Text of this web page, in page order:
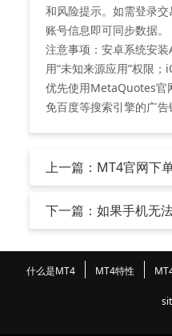
和风险提示。如需登录
账号信息即可同步数据。
注意事项‌：安卓系统安装
用“未知来源应用”权限
优先使用MetaQuotes官
免百度等搜索引擎的广告
上一篇：MT4官网下
因？
下一篇：如果手机无
什么是MT4 MT4特性